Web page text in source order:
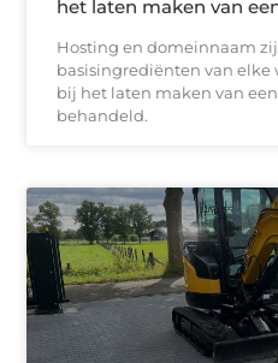
het laten maken van
Hosting en domeinnaam
basisingrediënten van elke
bij het laten maken van
behandeld.